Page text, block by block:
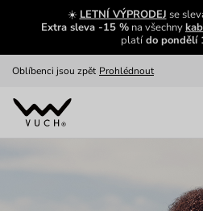
☀️ LETNÍ VÝPRODEJ se
Extra sleva -15 % na všechny
platído pondělí
Zajímavosti ze světa Vuch:
Zobrazit
Oblíbenci jsou zpět Prohlédnout
Nech se inspirovat